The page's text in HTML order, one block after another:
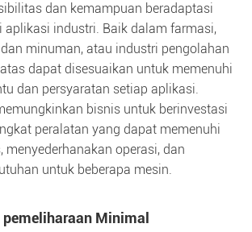
dan kemampuan beradaptasi
aplikasi industri. Baik dalam farmasi,
minuman, atau industri pengolahan
dapat disesuaikan untuk memenuhi
dan persyaratan setiap aplikasi.
bisnis untuk berinvestasi
peralatan yang dapat memenuhi
menyederhanakan operasi, dan
untuk beberapa mesin.
Minimal